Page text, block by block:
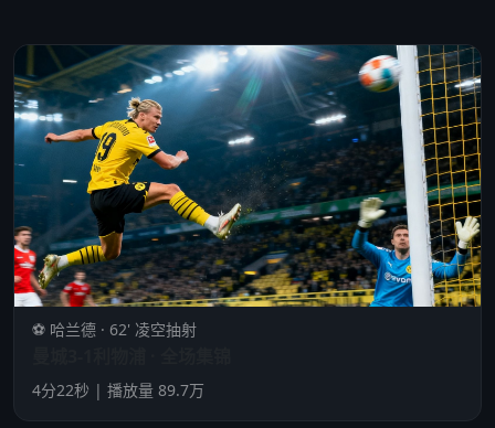
⚽ 哈兰德 · 62' 凌空抽射
4分22秒 | 播放量 89.7万